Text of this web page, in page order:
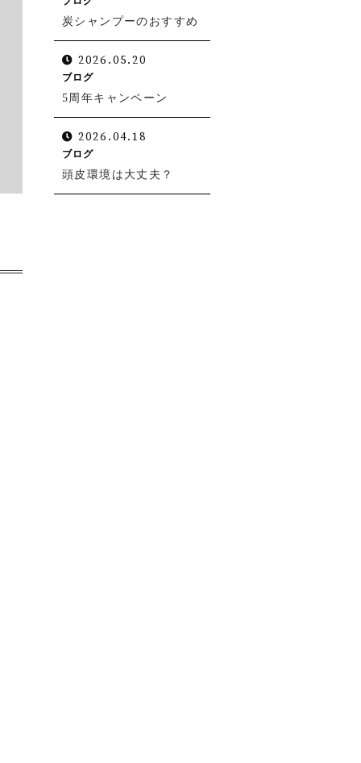
炭シャンプーのおすすめ
2026.05.20
ブログ
5周年キャンペーン
2026.04.18
ブログ
頭皮環境は大丈夫？